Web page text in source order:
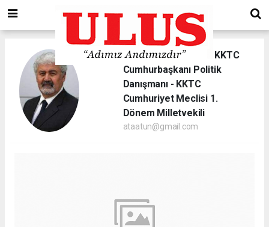
Ata ATUN - Prof.Dr.- KKTC
Cumhurbaşkanı Politik
Danışmanı - KKTC
Cumhuriyet Meclisi 1.
Dönem Milletvekili
ataatun@gmail.com